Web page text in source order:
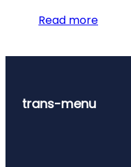
Read more
trans-menu